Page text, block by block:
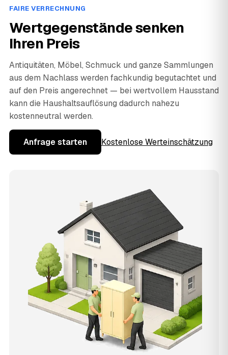
FAIRE VERRECHNUNG
Wertgegenstände senken
Ihren Preis
Antiquitäten, Möbel, Schmuck und ganze Sammlungen
aus dem Nachlass werden fachkundig begutachtet und
auf den Preis angerechnet — bei wertvollem Hausstand
kann die Haushaltsauflösung dadurch nahezu
kostenneutral werden.
Anfrage starten Kostenlose Werteinschätzung